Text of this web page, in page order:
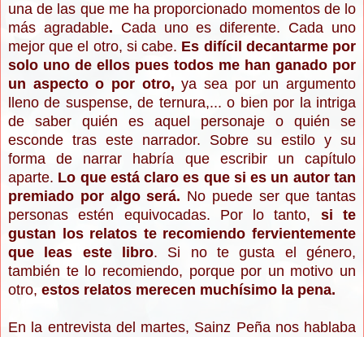
una de las que me ha proporcionado momentos de lo
más agradable. Cada uno es diferente. Cada uno
mejor que el otro, si cabe. Es difícil decantarme por
solo uno de ellos pues todos me han ganado por
un aspecto o por otro, ya sea por un argumento
lleno de suspense, de ternura,... o bien por la intriga
de saber quién es aquel personaje o quién se
esconde tras este narrador. Sobre su estilo y su
forma de narrar habría que escribir un capítulo
aparte. Lo que está claro es que si es un autor tan
premiado por algo será. No puede ser que tantas
personas estén equivocadas. Por lo tanto, si te
gustan los relatos te recomiendo fervientemente
que leas este libro. Si no te gusta el género,
también te lo recomiendo, porque por un motivo un
otro, estos relatos merecen muchísimo la pena.
En la entrevista del martes, Sainz Peña nos hablaba